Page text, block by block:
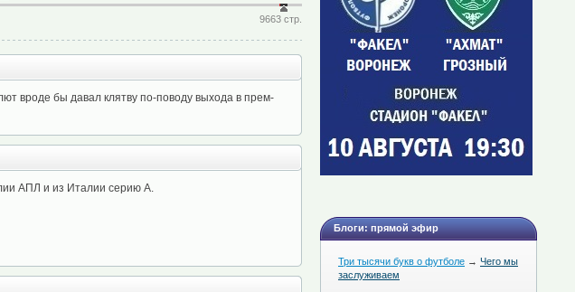
9663 стр.
вроде бы давал клятву по-поводу выхода в прем-
АПЛ и из Италии серию А.
Блоги: прямой эфир
Три тысячи букв о футболе → Чего мы
заслуживаем